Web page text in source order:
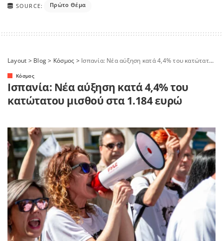
SOURCE: Πρώτο Θέμα
Layout > Blog> Κόσμος > Ισπανία: Νέα αύξηση κατά 4,4% του κατώτατου μισθού στα 1.184 ευρώ
Κόσμος
Ισπανία: Νέα αύξηση κατά 4,4% του
κατώτατου μισθού στα 1.184 ευρώ